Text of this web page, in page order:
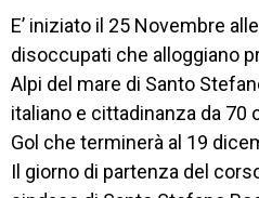
SERVIZI
LAVORO
IL
CENTRO
PROGETTO
E’ iniziato il 25 Novembre
disoccupati che alloggiano
Alpi del mare di Santo
italiano e cittadinanza da 70
Gol che terminerà al 19
Il giorno di partenza del